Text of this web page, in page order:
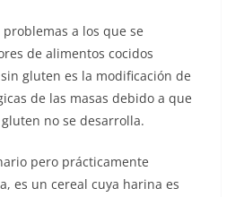
a los que se
de alimentos cocidos
gluten es la modificación de
de las masas debido a que
no se desarrolla.
pero prácticamente
es un cereal cuya harina es